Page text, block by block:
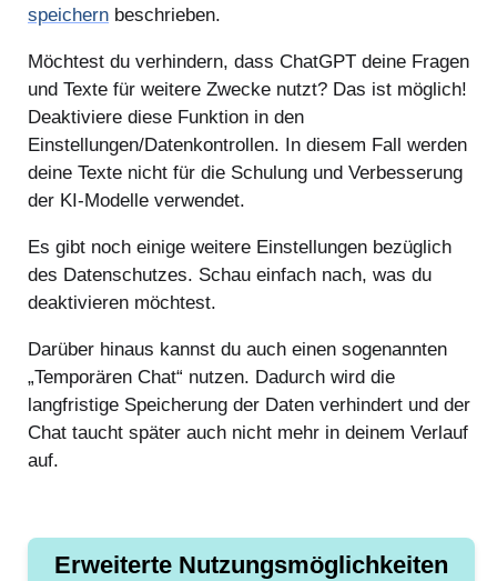
speichern beschrieben.
Möchtest du verhindern, dass ChatGPT deine Fragen
und Texte für weitere Zwecke nutzt? Das ist möglich!
Deaktiviere diese Funktion in den
Einstellungen/Datenkontrollen. In diesem Fall werden
deine Texte nicht für die Schulung und Verbesserung
der KI-Modelle verwendet.
Es gibt noch einige weitere Einstellungen bezüglich
des Datenschutzes. Schau einfach nach, was du
deaktivieren möchtest.
Darüber hinaus kannst du auch einen sogenannten
„Temporären Chat“ nutzen. Dadurch wird die
langfristige Speicherung der Daten verhindert und der
Chat taucht später auch nicht mehr in deinem Verlauf
auf.
Erweiterte Nutzungsmöglichkeiten